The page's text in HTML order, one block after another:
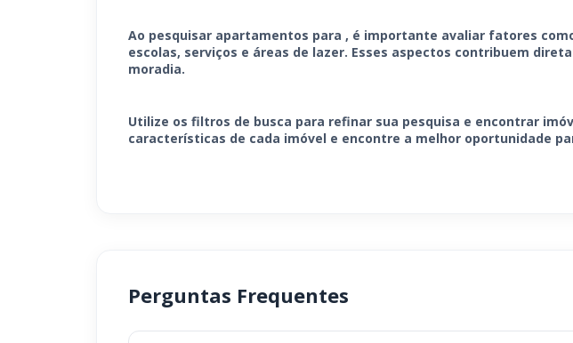
Ao pesquisar apartamentos para , é importante avaliar fatores
escolas, serviços e áreas de lazer. Esses aspectos contribuem
moradia.
Utilize os filtros de busca para refinar sua pesquisa e encontrar
características de cada imóvel e encontre a melhor oportunidade
Perguntas Frequentes